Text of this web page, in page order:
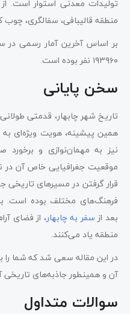
تولیدات معدنی استوار است.
منطقه قالیبافی، سفالگری،
۱۹۳۹۶۰ نفر بوده است.
سخن پایانی
تاریخ شهر چابهار، قدمتی
همین پیشینه، هویت ویژه‌ای به
نیز به مهمان‌نوازی و برخورد
موقعیت جغرافیایی خاص آن در
قرار گرفتن در مسیرهای
فرهنگ‌های مختلف بوده است.
بعد از سفر به چابهار، از فضای
منطقه یاد می‌کنند.
در این مقاله سعی شد که شما را
آن و همینطور جاذبه‌های تاریخی
سوالات متداول